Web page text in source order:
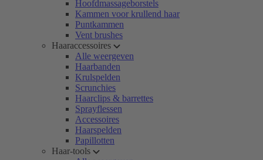
Hoofdmassageborstels
Kammen voor krullend haar
Puntkammen
Vent brushes
Haaraccessoires
Alle weergeven
Haarbanden
Krulspelden
Scrunchies
Haarclips & barrettes
Sprayflessen
Accessoires
Haarspelden
Papillotten
Haar-tools